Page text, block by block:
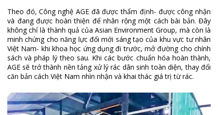
Theo đó, Công nghệ AGE đã được thẩm định- được công nhận
và đang được hoàn thiện để nhân rộng một cách bài bản. Đây
không chỉ là thành quả của Asian Environment Group, mà còn là
minh chứng cho năng lực đổi mới sáng tạo của khu vực tư nhân
Việt Nam- khi khoa học ứng dụng đi trước, mở đường cho chính
sách và pháp lý theo sau. Khi các bước chuẩn hóa hoàn thành,
AGE sẽ trở thành nền tảng xử lý rác dân sinh toàn diện, thay đổi
căn bản cách Việt Nam nhìn nhận và khai thác giá trị từ rác.